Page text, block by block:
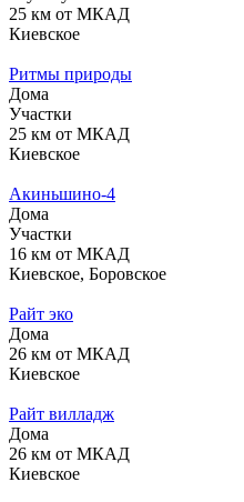
25 км от МКАД
Киевское
Ритмы природы
Дома
Участки
25 км от МКАД
Киевское
Акиньшино-4
Дома
Участки
16 км от МКАД
Киевское, Боровское
Райт эко
Дома
26 км от МКАД
Киевское
Райт вилладж
Дома
26 км от МКАД
Киевское